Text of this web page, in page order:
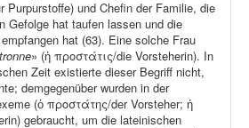
Purpurstoffe) und Chefin der Familie, die
Gefolge hat taufen lassen und die
hat (63). Eine solche Frau
» (ἡ προστάτις/die Vorsteherin). In
Zeit existierte dieser Begriff nicht,
demgegenüber wurden in der
(ὁ προστάτης/der Vorsteher; ἡ
gebraucht, um die lateinischen